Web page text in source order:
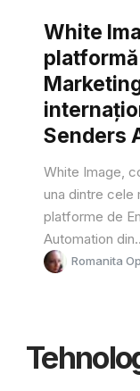
White
Senders
White Image,
una dintre cele
platforme de
Automation
Romanita